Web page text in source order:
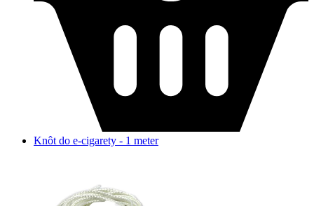
Knôt do e-cigarety - 1 meter